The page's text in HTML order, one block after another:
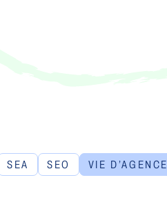
SEA SEO
VIE D’AGENCE